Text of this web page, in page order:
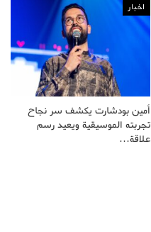
اخبار
أمين بودشارت يكشف سر نجاح
تجربته الموسيقية ويعيد رسم
علاقة…